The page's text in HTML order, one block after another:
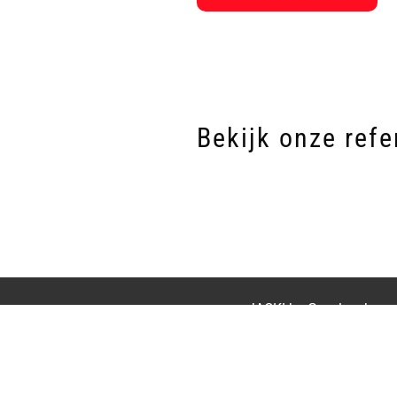
Bekijk onze
JACK! bv Gevelwerken